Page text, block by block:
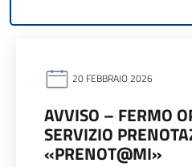
20 FEBBRAIO 2026
AVVISO – FERMO
SERVIZIO
«PRENOT@MI»